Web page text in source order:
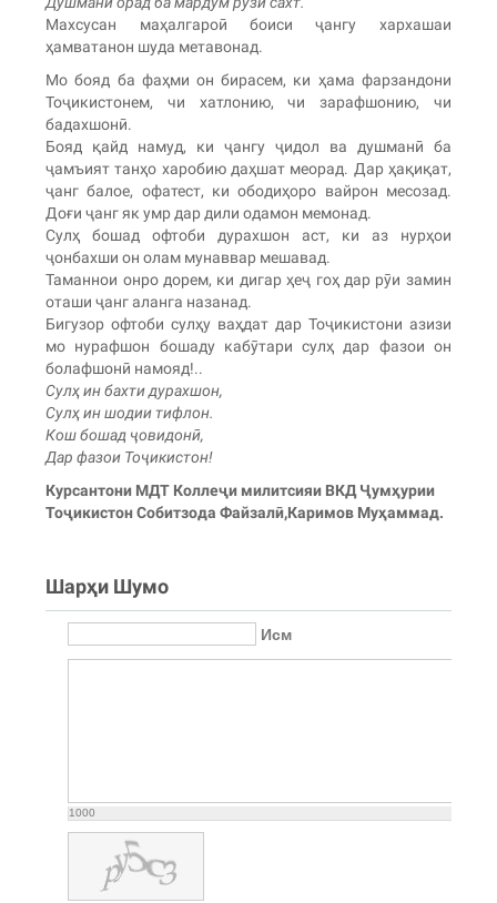
Махсусан маҳалгароӣ боиси ҷангу хархашаи
ҳамватанон шуда метавонад.
Мо бояд ба фаҳми он бирасем, ки ҳама фарзандони
Тоҷикистонем, чи хатлонию, чи зарафшонию, чи
бадахшонӣ.
Бояд қайд намуд, ки ҷангу ҷидол ва душманӣ ба
ҷамъият танҳо харобию даҳшат меорад. Дар ҳақиқат,
ҷанг балое, офатест, ки ободиҳоро вайрон месозад.
Доғи ҷанг як умр дар дили одамон мемонад.
Сулҳ бошад офтоби дурахшон аст, ки аз нурҳои
ҷонбахши он олам мунаввар мешавад.
Таманнои онро дорем, ки дигар ҳеҷ гоҳ дар рӯи замин
оташи ҷанг аланга назанад.
Бигузор офтоби сулҳу ваҳдат дар Тоҷикистони азизи
мо нурафшон бошаду кабӯтари сулҳ дар фазои он
болафшонӣ намояд!..
Сулҳ ин бахти дурахшон,
Сулҳ ин шодии тифлон.
Кош бошад ҷовидонӣ,
Дар фазои Тоҷикистон!
Курсантони МДТ Коллеҷи милитсияи ВКД Ҷумҳурии
Тоҷикистон Собитзода Файзалӣ,Каримов Муҳаммад.
Шарҳи Шумо
Исм
1000